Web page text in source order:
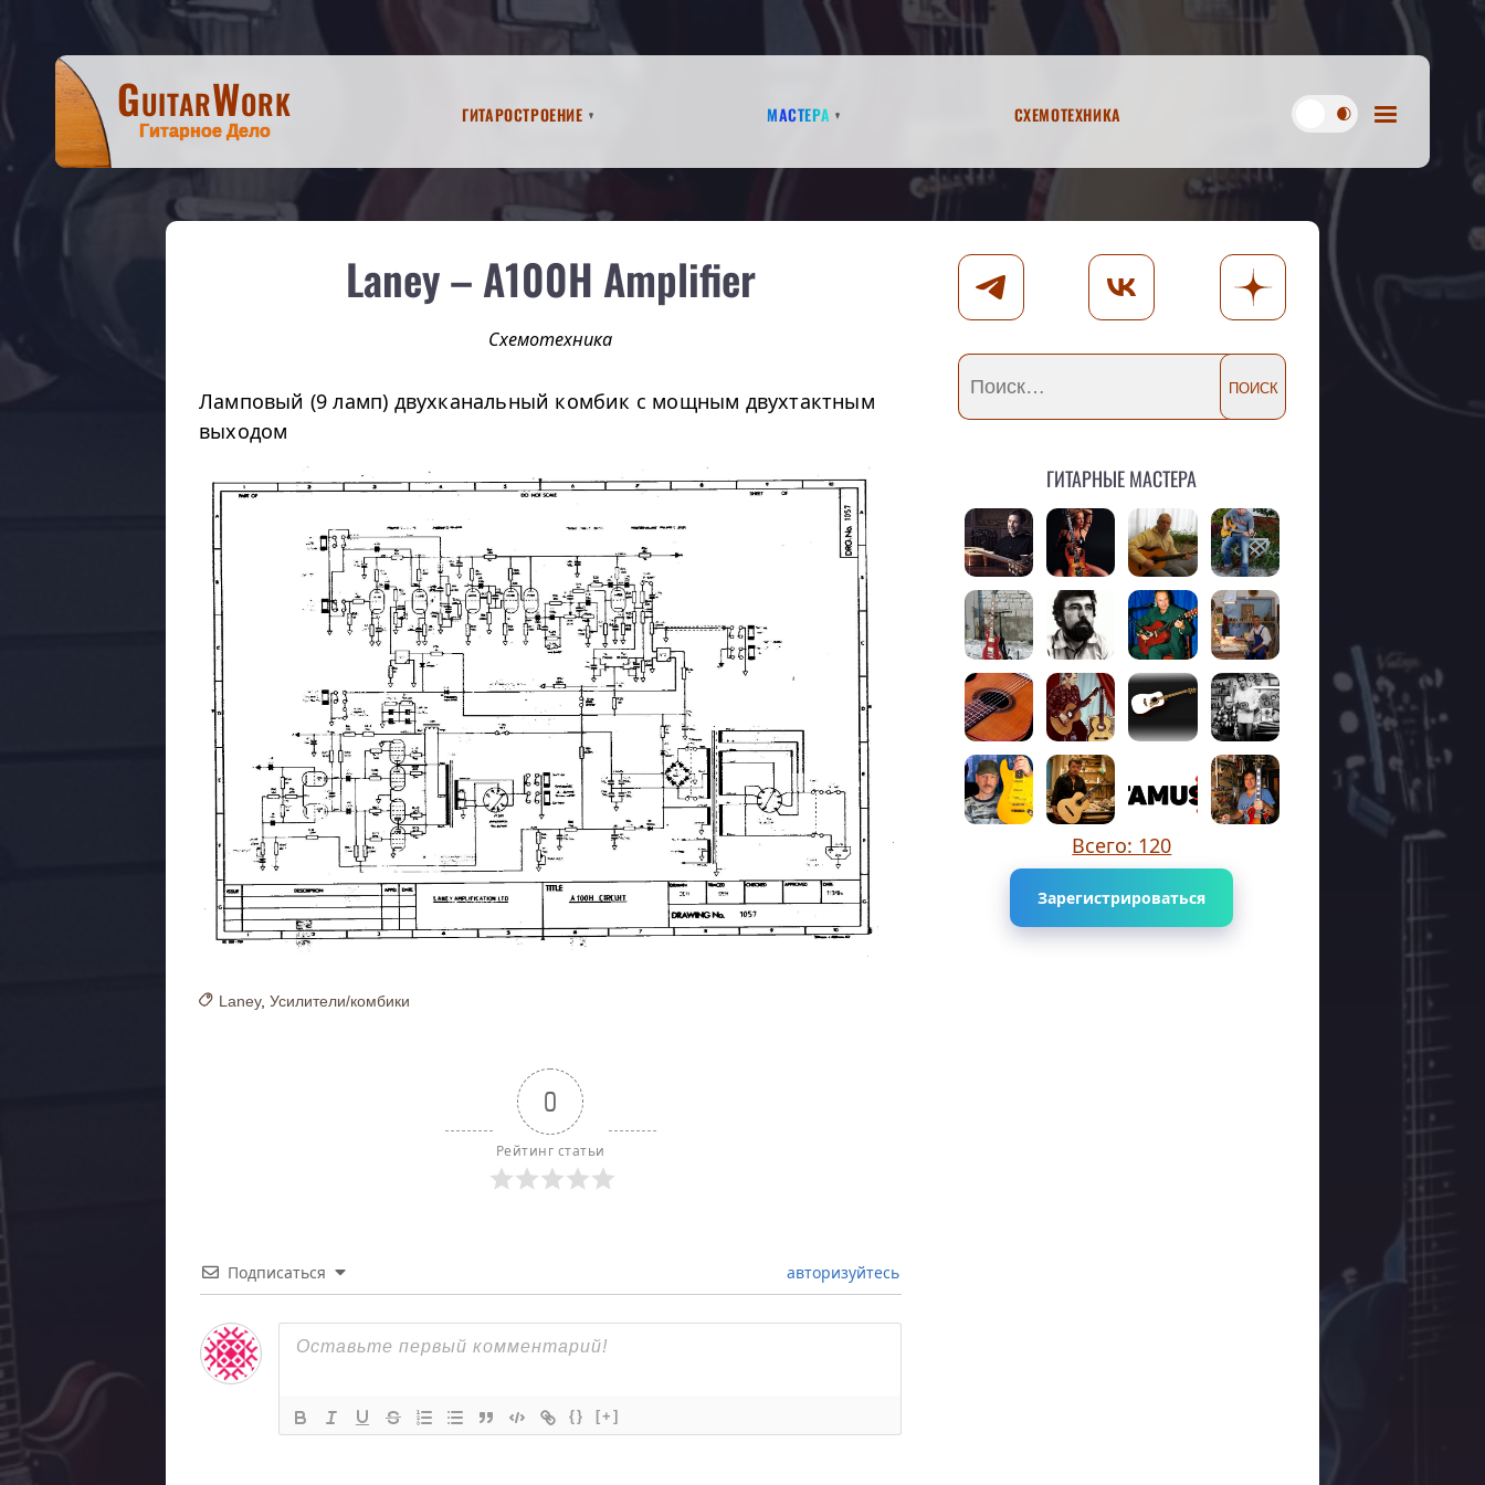
GuitarWork
Гитарное Дело
Гитаростроение Мастера Схемотехника
Laney – A100H Amplifier
Схемотехника
Ламповый (9 ламп) двухканальный комбик с мощным двухтактным
выходом
Laney, Усилители/комбики
0
Рейтинг статьи
Подписаться авторизуйтесь
{} [+]
Гитарные мастера
Всего: 120
Зарегистрироваться